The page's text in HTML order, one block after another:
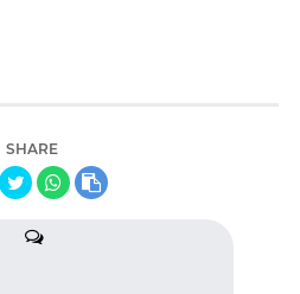
SHARE